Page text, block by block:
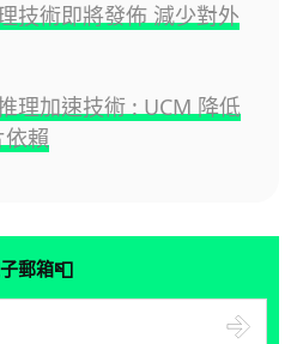
技術即將發佈 減少對外
理加速技術 : UCM 降低
依賴
郵箱📮